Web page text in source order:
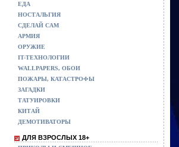
ЕДА
НОСТАЛЬГИЯ
СДЕЛАЙ САМ
АРМИЯ
ОРУЖИЕ
IT-ТЕХНОЛОГИИ
WALLPAPERS, ОБОИ
ПОЖАРЫ, КАТАСТРОФЫ
ЗАГАДКИ
ТАТУИРОВКИ
КИТАЙ
ДЕМОТИВАТОРЫ
ДЛЯ ВЗРОСЛЫХ 18+